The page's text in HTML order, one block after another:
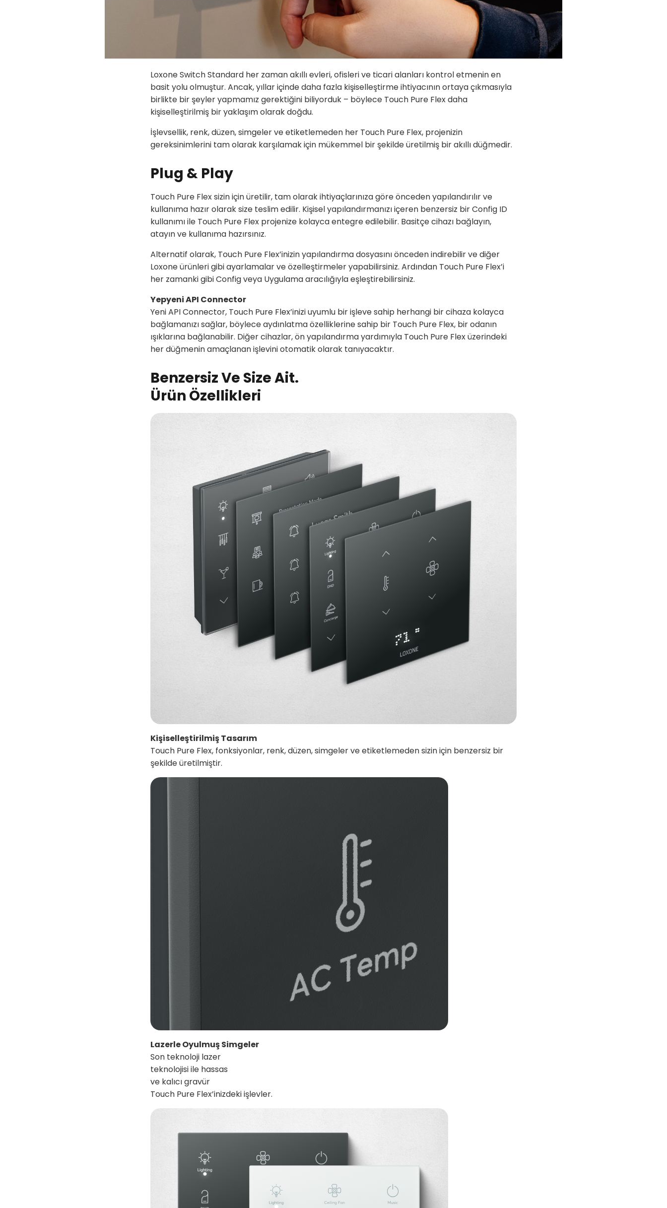
Loxone Switch Standard her zaman akıllı evleri, ofisleri ve ticari alanları kontrol etmenin en
basit yolu olmuştur. Ancak, yıllar içinde daha fazla kişiselleştirme ihtiyacının ortaya çıkmasıyla
birlikte bir şeyler yapmamız gerektiğini biliyorduk – böylece Touch Pure Flex daha
kişiselleştirilmiş bir yaklaşım olarak doğdu.
İşlevsellik, renk, düzen, simgeler ve etiketlemeden her Touch Pure Flex, projenizin
gereksinimlerini tam olarak karşılamak için mükemmel bir şekilde üretilmiş bir akıllı düğmedir.
Plug & Play
Touch Pure Flex sizin için üretilir, tam olarak ihtiyaçlarınıza göre önceden yapılandırılır ve
kullanıma hazır olarak size teslim edilir. Kişisel yapılandırmanızı içeren benzersiz bir Config ID
kullanımı ile Touch Pure Flex projenize kolayca entegre edilebilir. Basitçe cihazı bağlayın,
atayın ve kullanıma hazırsınız.
Alternatif olarak, Touch Pure Flex’inizin yapılandırma dosyasını önceden indirebilir ve diğer
Loxone ürünleri gibi ayarlamalar ve özelleştirmeler yapabilirsiniz. Ardından Touch Pure Flex’i
her zamanki gibi Config veya Uygulama aracılığıyla eşleştirebilirsiniz.
Yepyeni API Connector
Yeni API Connector, Touch Pure Flex’inizi uyumlu bir işleve sahip herhangi bir cihaza kolayca
bağlamanızı sağlar, böylece aydınlatma özelliklerine sahip bir Touch Pure Flex, bir odanın
ışıklarına bağlanabilir. Diğer cihazlar, ön yapılandırma yardımıyla Touch Pure Flex üzerindeki
her düğmenin amaçlanan işlevini otomatik olarak tanıyacaktır.
Benzersiz Ve Size Ait.
Ürün Özellikleri
Kişiselleştirilmiş Tasarım
Touch Pure Flex, fonksiyonlar, renk, düzen, simgeler ve etiketlemeden sizin için benzersiz bir
şekilde üretilmiştir.
Lazerle Oyulmuş Simgeler
Son teknoloji lazer
teknolojisi ile hassas
ve kalıcı gravür
Touch Pure Flex’inizdeki işlevler.